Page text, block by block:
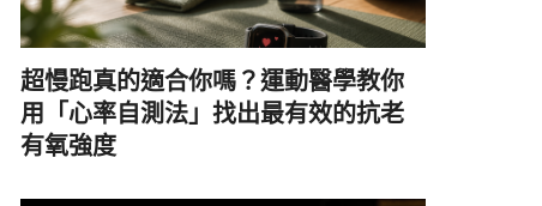
超慢跑真的適合你嗎？運動醫學教你
用「心率自測法」找出最有效的抗老
有氧強度